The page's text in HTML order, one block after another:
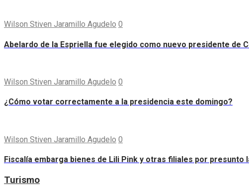
Wilson Stiven Jaramillo Agudelo 0
Abelardo de la Espriella fue elegido como nuevo presidente de
Wilson Stiven Jaramillo Agudelo 0
¿Cómo votar correctamente a la presidencia este domingo?
Wilson Stiven Jaramillo Agudelo 0
Fiscalía embarga bienes de Lili Pink y otras filiales por presunto
Turismo